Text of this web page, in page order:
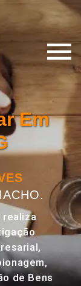
Em
realiza
de Bens